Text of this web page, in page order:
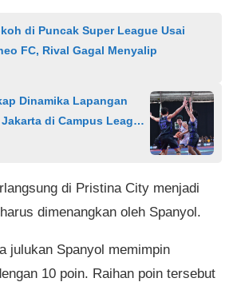
di Puncak Super League Usai
FC, Rival Gagal Menyalip
Dinamika Lapangan
di Campus League
di Pristina City menjadi
dimenangkan oleh Spanyol.
julukan Spanyol memimpin
10 poin. Raihan poin tersebut